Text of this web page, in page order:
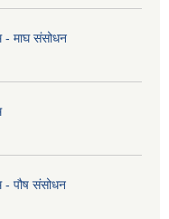
- माघ संसोधन
- पौष संसोधन